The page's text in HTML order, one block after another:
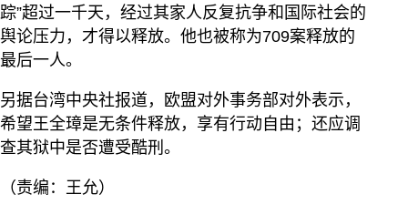
踪”超过一千天，经过其家人反复抗争和国际社会的
舆论压力，才得以释放。他也被称为709案释放的
最后一人。
另据台湾中央社报道，欧盟对外事务部对外表示，
希望王全璋是无条件释放，享有行动自由；还应调
查其狱中是否遭受酷刑。
（责编：王允）